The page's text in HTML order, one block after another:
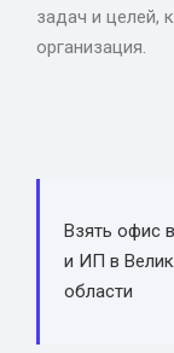
задач и целей,
организация.
Взять офис
и ИП в
области